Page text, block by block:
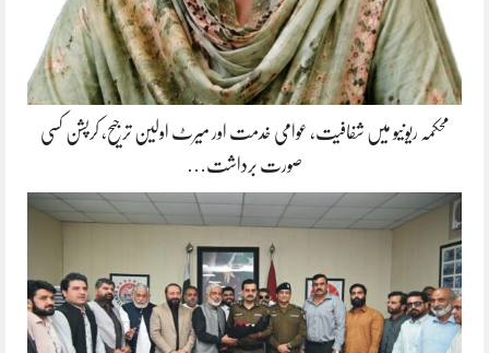
محکمہ ریونیو میں شفافیت، عوامی خدمت اور میرٹ اولین ترجیح، کرپشن کسی
صورت برداشت…